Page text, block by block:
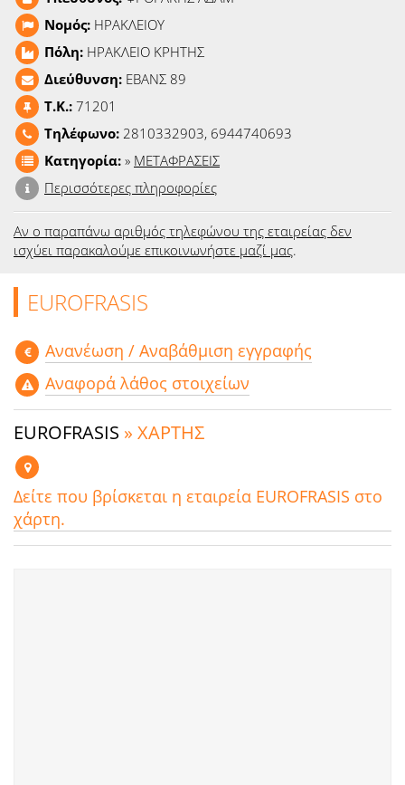
Ειδήσεις
Παιχνίδια
Ραδιόφωνο
Ταινίες
Νομός: ΗΡΑΚΛΕΙΟΥ
Πόλη: ΗΡΑΚΛΕΙΟ ΚΡΗΤΗΣ
Διεύθυνση: ΕΒΑΝΣ 89
T.K.: 71201
Τηλέφωνο: 2810332903, 6944740693
Κατηγορία: » ΜΕΤΑΦΡΑΣΕΙΣ
Περισσότερες πληροφορίες
Αν ο παραπάνω αριθμός τηλεφώνου της εταιρείας δεν
ισχύει παρακαλούμε επικοινωνήστε μαζί μας.
EUROFRASIS
Aνανέωση / Αναβάθμιση εγγραφής
Αναφορά λάθος στοιχείων
EUROFRASIS » ΧΑΡΤΗΣ
Δείτε που βρίσκεται η εταιρεία EUROFRASIS στο
χάρτη.